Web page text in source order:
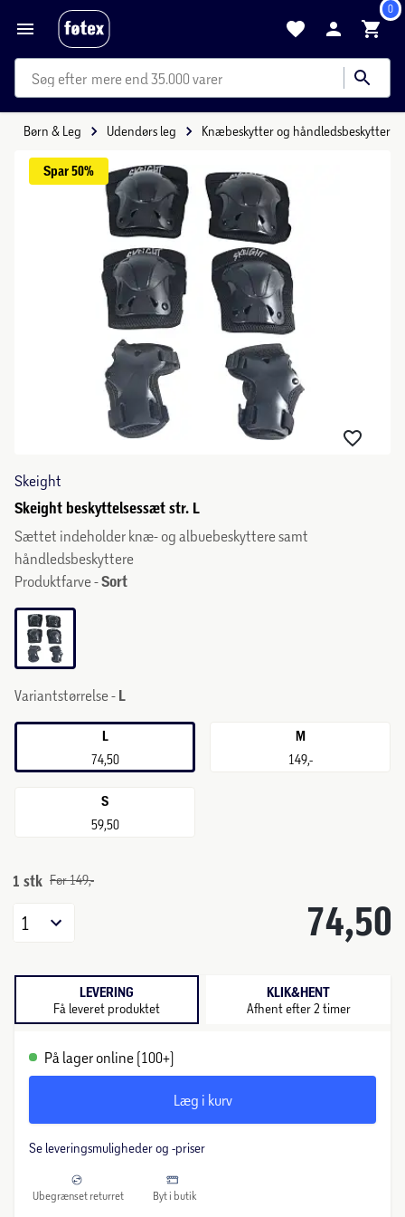
0
mere end 35.000 varer
Børn & Leg Udendørs leg Knæbeskytter og håndledsbeskytter
Spar 50%
Skeight
Skeight beskyttelsessæt str. L
Sættet indeholder knæ- og albuebeskyttere samt
håndledsbeskyttere
Produktfarve -Sort
Variantstørrelse - L
L
74,50
M
149,-
S
59,50
1 stk Før 149,-
74,50
1
LEVERING
Få leveret produktet
KLIK&HENT
Afhent efter 2 timer
På lager online (100+)
Læg i kurv
Se leveringsmuligheder og -priser
Ubegrænset returret Byt i butik